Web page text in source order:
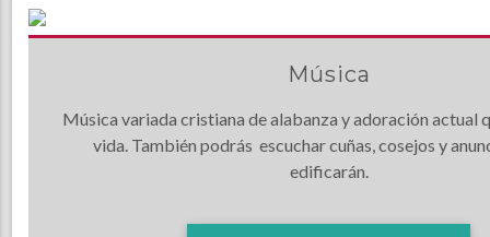
Música
Música variada cristiana de alabanza y adoración actual
vida. También podrás escuchar cuñas, cosejos y
edificarán.